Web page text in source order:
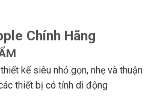
Chính Hãng
kế siêu nhỏ gọn, nhẹ và thuận
thiết bị có tính di động